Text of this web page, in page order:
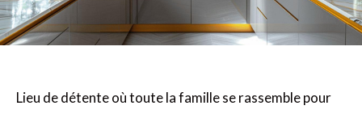
Lieu de détente où toute la famille se rassemble pour